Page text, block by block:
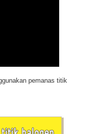
pemanas titik